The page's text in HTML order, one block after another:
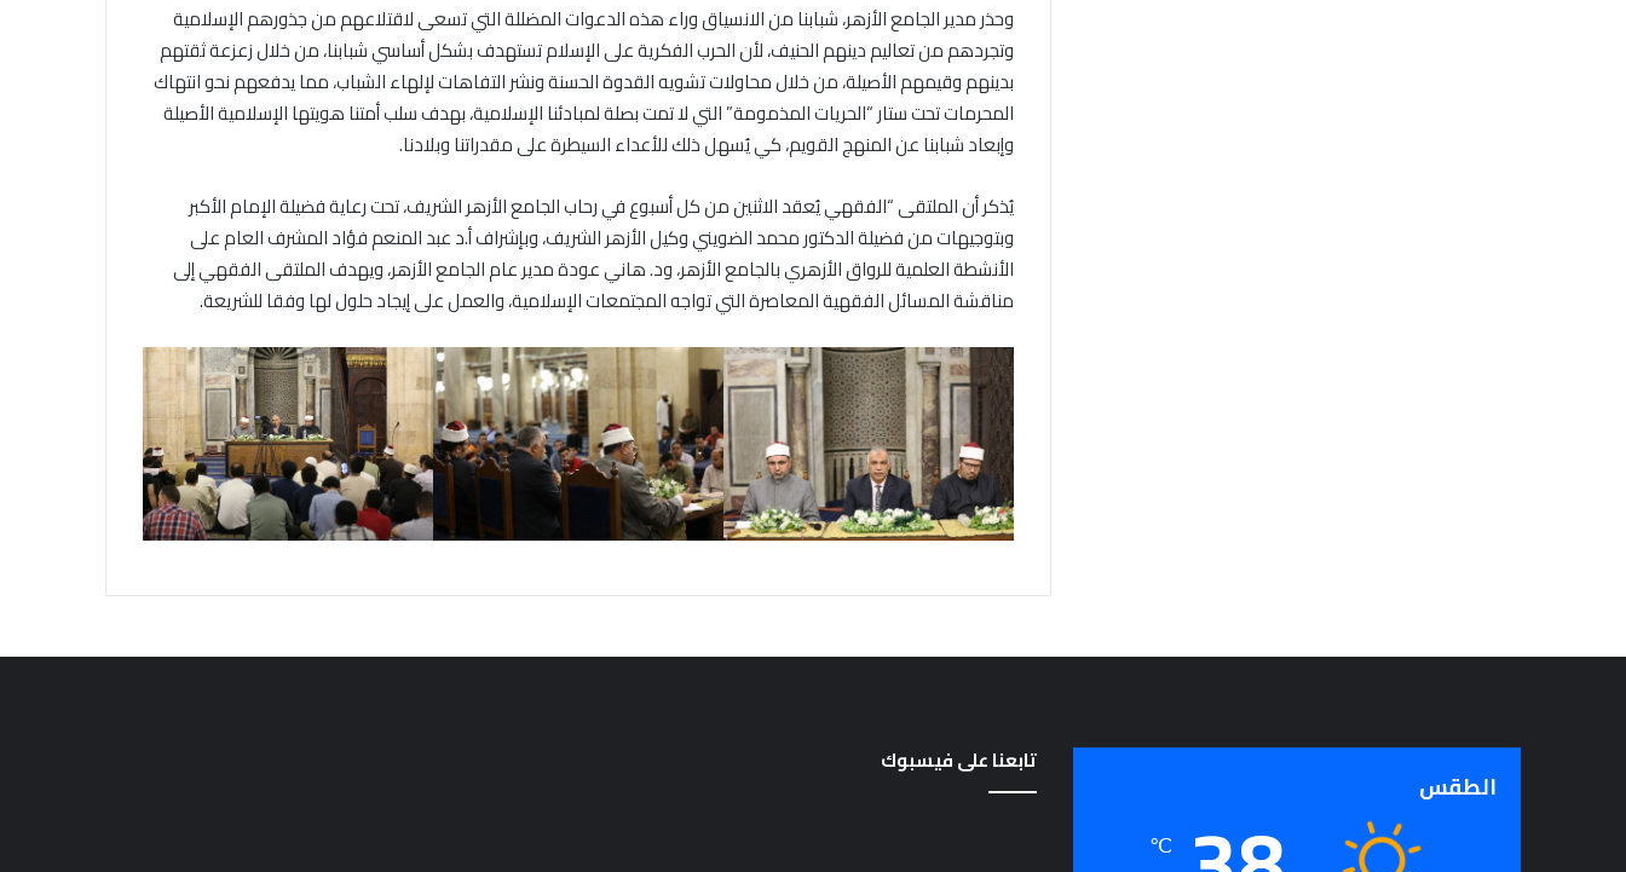
وحذر مدير الجامع الأزهر، شبابنا من الانسياق وراء هذه الدعوات المضللة التي تسعى لاقتلاعهم من جذورهم الإسلامية
وتجردهم من تعاليم دينهم الحنيف، لأن الحرب الفكرية على الإسلام تستهدف بشكل أساسي شبابنا، من خلال زعزعة ثقتهم
بدينهم وقيمهم الأصيلة، من خلال محاولات تشويه القدوة الحسنة ونشر التفاهات لإلهاء الشباب، مما يدفعهم نحو انتهاك
المحرمات تحت ستار “الحريات المذمومة” التي لا تمت بصلة لمبادئنا الإسلامية، بهدف سلب أمتنا هويتها الإسلامية الأصيلة
وإبعاد شبابنا عن المنهج القويم، كي يُسهل ذلك للأعداء السيطرة على مقدراتنا وبلادنا.
يُذكر أن الملتقى “الفقهي يُعقد الاثنين من كل أسبوع في رحاب الجامع الأزهر الشريف، تحت رعاية فضيلة الإمام الأكبر
وبتوجيهات من فضيلة الدكتور محمد الضويني وكيل الأزهر الشريف، وبإشراف أ.د عبد المنعم فؤاد المشرف العام على
الأنشطة العلمية للرواق الأزهري بالجامع الأزهر، ود. هاني عودة مدير عام الجامع الأزهر، ويهدف الملتقى الفقهي إلى
مناقشة المسائل الفقهية المعاصرة التي تواجه المجتمعات الإسلامية، والعمل على إيجاد حلول لها وفقا للشريعة.
الطقس
℃
تابعنا على فيسبوك